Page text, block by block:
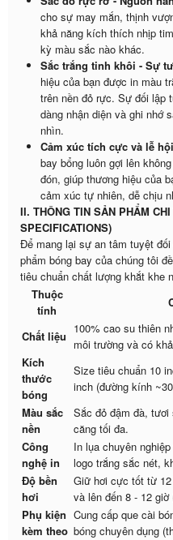
cho sự may mắn, thịnh
khả năng kích thích nhịp
kỳ màu sắc nào khác.
Sắc trắng tinh khôi - Sự
hiệu của bạn được in màu
trên nền đỏ rực. Sự đối lập
dàng nhận diện và ghi nhớ
nhìn.
Cảm xúc tích cực và lễ
bay bổng luôn gợi lên
đón, giúp thương hiệu của
cảm xúc tự nhiên, dễ chịu
II. THÔNG TIN SẢN PHẨM
SPECIFICATIONS)
Để mang lại sự an tâm tuyệt
phẩm bóng bay của chúng tôi
tiêu chuẩn chất lượng khắt khe
Thuộc
tính
Chất liệu
100% cao su thiên
môi trường và có
Kích
thước
bóng
Size tiêu chuẩn 10
inch (đường kính
Màu sắc
nền
Sắc đỏ đậm đà,
căng tối đa.
Công
nghệ in
In lụa chuyên
logo trắng sắc nét,
Độ bền
hơi
Giữ hơi cực tốt từ
và lên đến 8 - 12
Phụ kiện
kèm theo
Cung cấp que cài
bóng chuyên dụng